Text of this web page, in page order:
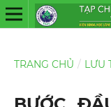
TRANG CHỦ / LƯU